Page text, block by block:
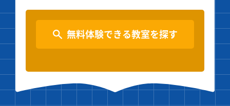
無料体験できる教室を探す